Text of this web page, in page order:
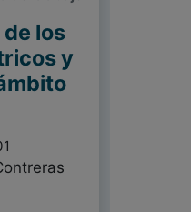
los
y